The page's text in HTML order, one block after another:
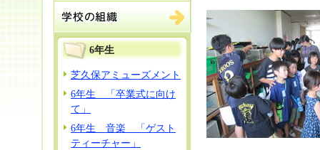
6年生
芝久保アミューズメント
6年生 「卒業式に向け
て」
6年生 音楽 「ゲスト
ティーチャー」